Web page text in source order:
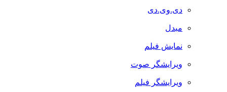
دی.وی.دی
نمایش فیلم
ویرایشگر صوت
ویرایشگر فیلم